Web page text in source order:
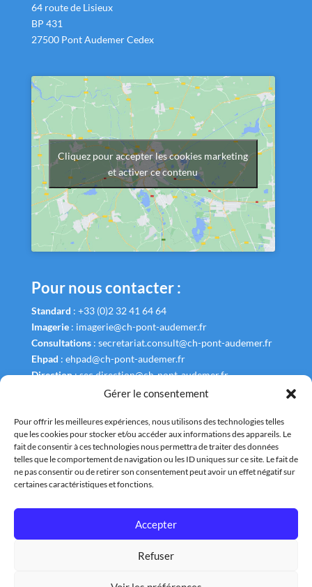
Gérer le consentement
Pour offrir les meilleures expériences, nous utilisons des technologies telles
que les cookies pour stocker et/ou accéder aux informations des appareils. Le
fait de consentir à ces technologies nous permettra de traiter des données
telles que le comportement de navigation ou les ID uniques sur ce site. Le fait de
ne pas consentir ou de retirer son consentement peut avoir un effet négatif sur
certaines caractéristiques et fonctions.
Accepter
Refuser
64 route de Lisieux
BP 431
27500 Pont Audemer Cedex
Cliquez pour accepter les cookies marketing
et activer ce contenu
Pour nous contacter :
Standard : +33 (0)2 32 41 64 64
Imagerie: imagerie@ch-pont-audemer.fr
Consultations: secretariat.consult@ch-pont-audemer.fr
Ehpad : ehpad@ch-pont-audemer.fr
Direction:sec.direction@ch-pont-audemer.fr
Liens Utiles
Annuaire